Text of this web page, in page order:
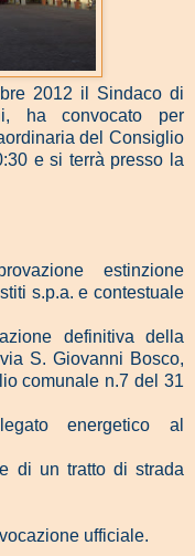
2012 il Sindaco di
ha convocato per
del Consiglio
e si terrà presso la
estinzione
s.p.a. e contestuale
definitiva della
S. Giovanni Bosco,
comunale n.7 del 31
energetico al
di un tratto di strada
ufficiale.